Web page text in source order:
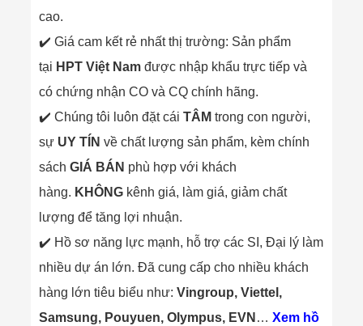
cao.
✔️ Giá cam kết rẻ nhất thị trường: Sản phẩm
tại HPT Việt Nam được nhập khẩu trực tiếp và
có chứng nhận CO và CQ chính hãng.
✔️ Chúng tôi luôn đặt cáiTÂM trong con người,
sự UY TÍN về chất lượng sản phẩm, kèm chính
sáchGIÁ BÁN phù hợp với khách
hàng. KHÔNG kênh giá, làm giá, giảm chất
lượng để tăng lợi nhuận.
✔️ Hồ sơ năng lực mạnh, hỗ trợ các SI, Đại lý làm
nhiều dự án lớn. Đã cung cấp cho nhiều khách
hàng lớn tiêu biểu như:Vingroup, Viettel,
Samsung, Pouyuen, Olympus, EVN …Xem hồ